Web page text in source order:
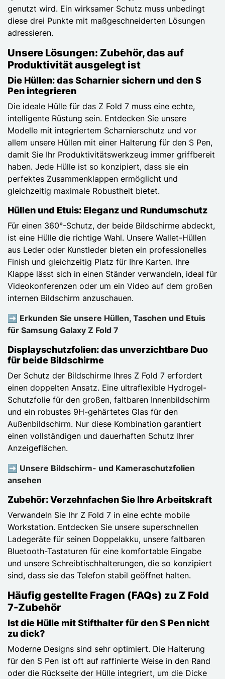
genutzt wird. Ein wirksamer Schutz muss unbedingt
diese drei Punkte mit maßgeschneiderten Lösungen
adressieren.
Unsere Lösungen: Zubehör, das auf
Produktivität ausgelegt ist
Die Hüllen: das Scharnier sichern und den S
Pen integrieren
Die ideale Hülle für das Z Fold 7 muss eine echte,
intelligente Rüstung sein. Entdecken Sie unsere
Modelle mit integriertem Scharnierschutz und vor
allem unsere Hüllen mit einer Halterung für den S Pen,
damit Sie Ihr Produktivitätswerkzeug immer griffbereit
haben. Jede Hülle ist so konzipiert, dass sie ein
perfektes Zusammenklappen ermöglicht und
gleichzeitig maximale Robustheit bietet.
Hüllen und Etuis: Eleganz und Rundumschutz
Für einen 360°-Schutz, der beide Bildschirme abdeckt,
ist eine Hülle die richtige Wahl. Unsere Wallet-Hüllen
aus Leder oder Kunstleder bieten ein professionelles
Finish und gleichzeitig Platz für Ihre Karten. Ihre
Klappe lässt sich in einen Ständer verwandeln, ideal für
Videokonferenzen oder um ein Video auf dem großen
internen Bildschirm anzuschauen.
➡️ Erkunden Sie unsere Hüllen, Taschen und Etuis
für Samsung Galaxy Z Fold 7
Displayschutzfolien: das unverzichtbare Duo
für beide Bildschirme
Der Schutz der Bildschirme Ihres Z Fold 7 erfordert
einen doppelten Ansatz. Eine ultraflexible Hydrogel-
Schutzfolie für den großen, faltbaren Innenbildschirm
und ein robustes 9H-gehärtetes Glas für den
Außenbildschirm. Nur diese Kombination garantiert
einen vollständigen und dauerhaften Schutz Ihrer
Anzeigeflächen.
➡️ Unsere Bildschirm- und Kameraschutzfolien
ansehen
Zubehör: Verzehnfachen Sie Ihre Arbeitskraft
Verwandeln Sie Ihr Z Fold 7 in eine echte mobile
Workstation. Entdecken Sie unsere superschnellen
Ladegeräte für seinen Doppelakku, unsere faltbaren
Bluetooth-Tastaturen für eine komfortable Eingabe
und unsere Schreibtischhalterungen, die so konzipiert
sind, dass sie das Telefon stabil geöffnet halten.
Häufig gestellte Fragen (FAQs) zu Z Fold
7-Zubehör
Ist die Hülle mit Stifthalter für den S Pen nicht
zu dick?
Moderne Designs sind sehr optimiert. Die Halterung
für den S Pen ist oft auf raffinierte Weise in den Rand
oder die Rückseite der Hülle integriert, um die Dicke